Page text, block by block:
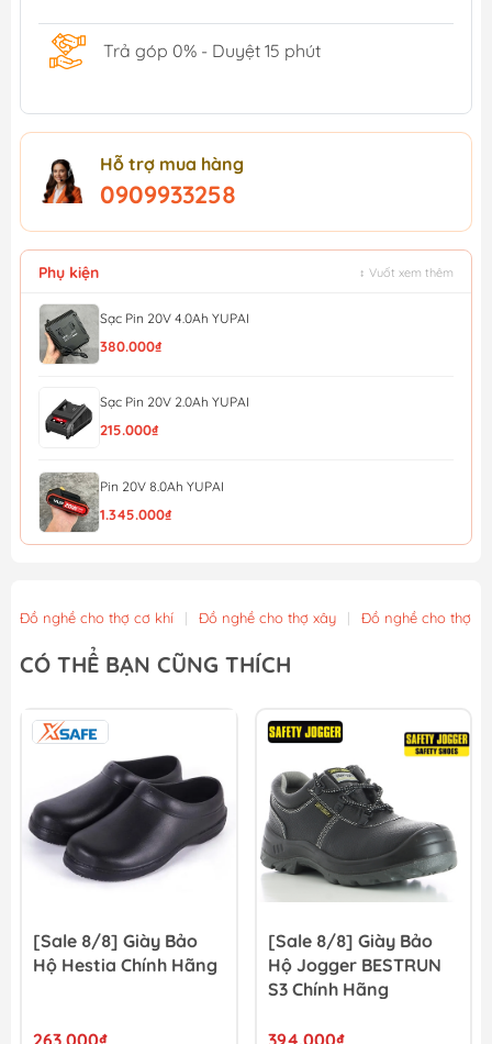
Trả góp 0% - Duyệt 15 phút
Hỗ trợ mua hàng
0909933258
Phụ kiện ↕ Vuốt xem thêm
Sạc Pin 20V 4.0Ah YUPAI
380.000₫
Sạc Pin 20V 2.0Ah YUPAI
215.000₫
Pin 20V 8.0Ah YUPAI
1.345.000₫
Pin 20V 4.0Ah YUPAI
850.000₫
490.000₫
Đồ nghề cho thợ cơ khí | Đồ nghề cho thợ xây | Đồ nghề cho thợ
CÓ THỂ BẠN CŨNG THÍCH
[Sale 8/8] Giày Bảo
Hộ Hestia Chính Hãng
[Sale 8/8] Giày Bảo
Hộ Jogger BESTRUN
S3 Chính Hãng